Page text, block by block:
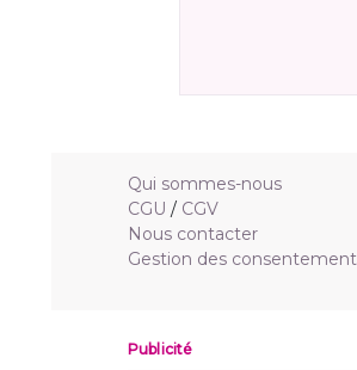
Qui sommes-nous
CGU / CGV
Nous contacter
Gestion des
Publicité